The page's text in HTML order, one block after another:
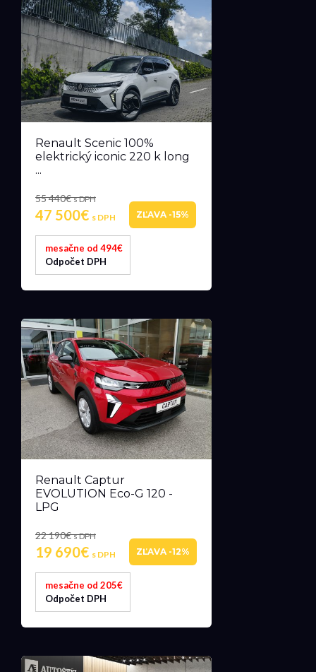
Renault Scenic 100%
elektrický iconic 220 k long
...
55 440€s DPH
47 500€ s DPH ZĽAVA -15%
mesačne od 494€
Odpočet DPH
Renault Captur
EVOLUTION Eco-G 120 -
LPG
22 190€s DPH
19 690€ s DPH ZĽAVA -12%
mesačne od 205€
Odpočet DPH